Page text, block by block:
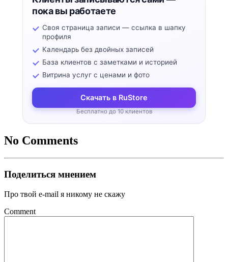
пока вы работаете
Своя страница записи — ссылка в шапку
профиля
Календарь без двойных записей
База клиентов с заметками и историей
Витрина услуг с ценами и фото
Скачать в RuStore
Бесплатно до 10 клиентов
No Comments
Поделиться мнением
Про твой e-mail я никому не скажу
Comment